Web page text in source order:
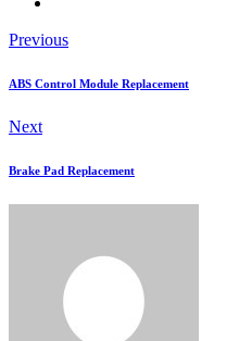
Previous
ABS Control Module Replacement
Next
Brake Pad Replacement